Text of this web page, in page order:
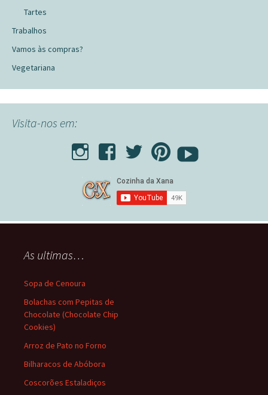
Tartes
Trabalhos
Vamos às compras?
Vegetariana
Visita-nos em:
As ultimas…
Sopa de Cenoura
Bolachas com Pepitas de
Chocolate (Chocolate Chip
Cookies)
Arroz de Pato no Forno
Bilharacos de Abóbora
Coscorões Estaladiços